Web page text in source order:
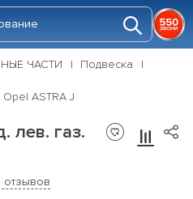
ЧАСТИ
Подвеска
ASTRA J
лев. газ.
отзывов